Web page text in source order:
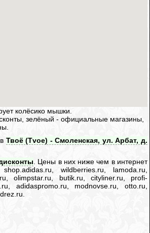
колёсико мышки.
зелёный - официальные магазины,
Твоё (Tvoe) - Смоленская, ул. Арбат, д.
. Цены в них ниже чем в интернет
shop.adidas.ru, wildberries.ru, lamoda.ru,
olimpstar.ru, butik.ru, cityliner.ru, profi-
adidaspromo.ru, modnovse.ru, otto.ru,